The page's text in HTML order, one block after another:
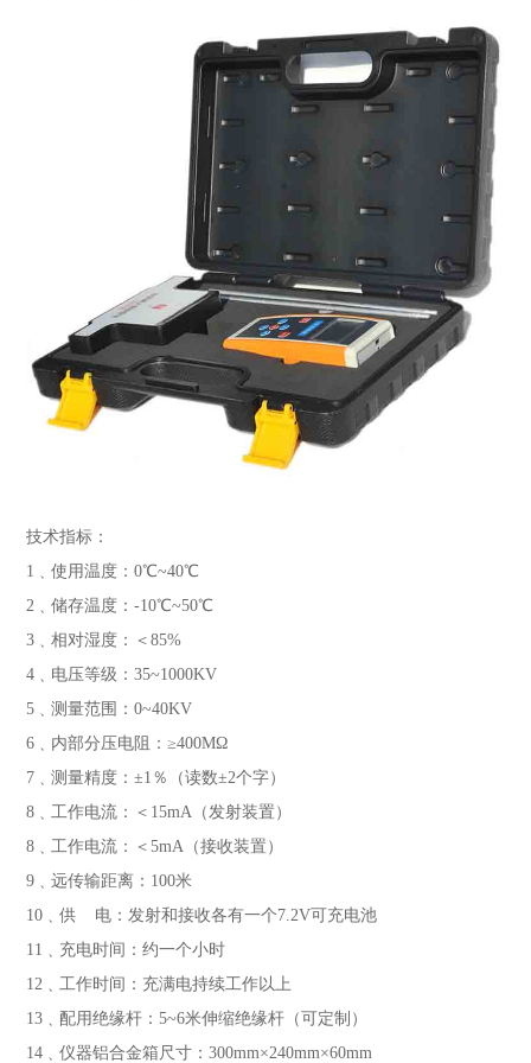
技术指标：
1﹑使用温度：0℃~40℃
2﹑储存温度：-10℃~50℃
3﹑相对湿度：＜85%
4﹑电压等级：35~1000KV
5﹑测量范围：0~40KV
6﹑内部分压电阻：≥400MΩ
7﹑测量精度：±1％（读数±2个字）
8﹑工作电流：＜15mA（发射装置）
8﹑工作电流：＜5mA（接收装置）
9﹑远传输距离：100米
10﹑供 电：发射和接收各有一个7.2V可充电池
11﹑充电时间：约一个小时
12﹑工作时间：充满电持续工作以上
13﹑配用绝缘杆：5~6米伸缩绝缘杆（可定制）
14﹑仪器铝合金箱尺寸：300mm×240mm×60mm